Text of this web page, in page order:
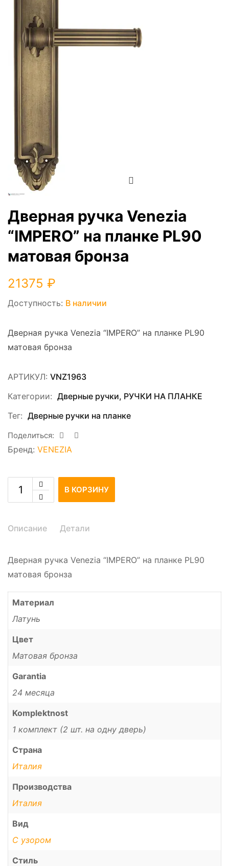
Дверная ручка Venezia
“IMPERO” на планке PL90
матовая бронза
21375 ₽
Доступность: В наличии
Дверная ручка Venezia “IMPERO” на планке PL90
матовая бронза
АРТИКУЛ: VNZ1963
Категории: Дверные ручки, РУЧКИ НА ПЛАНКЕ
Тег: Дверные ручки на планке
Поделиться:
Бренд: VENEZIA
В КОРЗИНУ
Описание Детали
Дверная ручка Venezia “IMPERO” на планке PL90
матовая бронза
Материал
Латунь
Цвет
Матовая бронза
Garantia
24 месяца
Komplektnost
1 комплект (2 шт. на одну дверь)
Страна
Италия
Производства
Италия
Вид
С узором
Стиль